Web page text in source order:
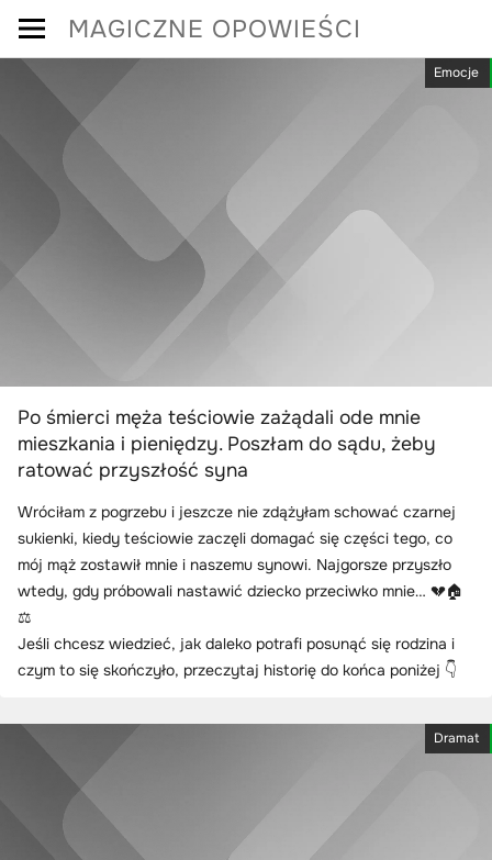
Skip
MAGICZNE OPOWIEŚCI
Emocje
Po śmierci męża teściowie zażądali ode mnie
mieszkania i pieniędzy. Poszłam do sądu, żeby
ratować przyszłość syna
Wróciłam z pogrzebu i jeszcze nie zdążyłam schować czarnej
sukienki, kiedy teściowie zaczęli domagać się części tego, co
mój mąż zostawił mnie i naszemu synowi. Najgorsze przyszło
wtedy, gdy próbowali nastawić dziecko przeciwko mnie… 💔🏠
⚖️
Jeśli chcesz wiedzieć, jak daleko potrafi posunąć się rodzina i
czym to się skończyło, przeczytaj historię do końca poniżej 👇
Dramat